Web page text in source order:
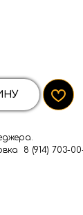
8 (914) 703-